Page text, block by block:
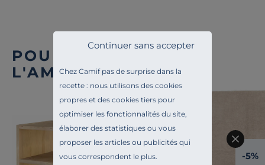
Chez Camif pas de surprise dans la
recette : nous utilisons des cookies
propres et des cookies tiers pour
optimiser les fonctionnalités du site,
élaborer des statistiques ou vous
proposer les articles ou publicités qui
vous correspondent le plus.
Continuer sans accepter
POUR COMPLÉTER
L'AMBIANCE
-5%